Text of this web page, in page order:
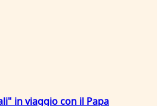
in viaggio con il Papa